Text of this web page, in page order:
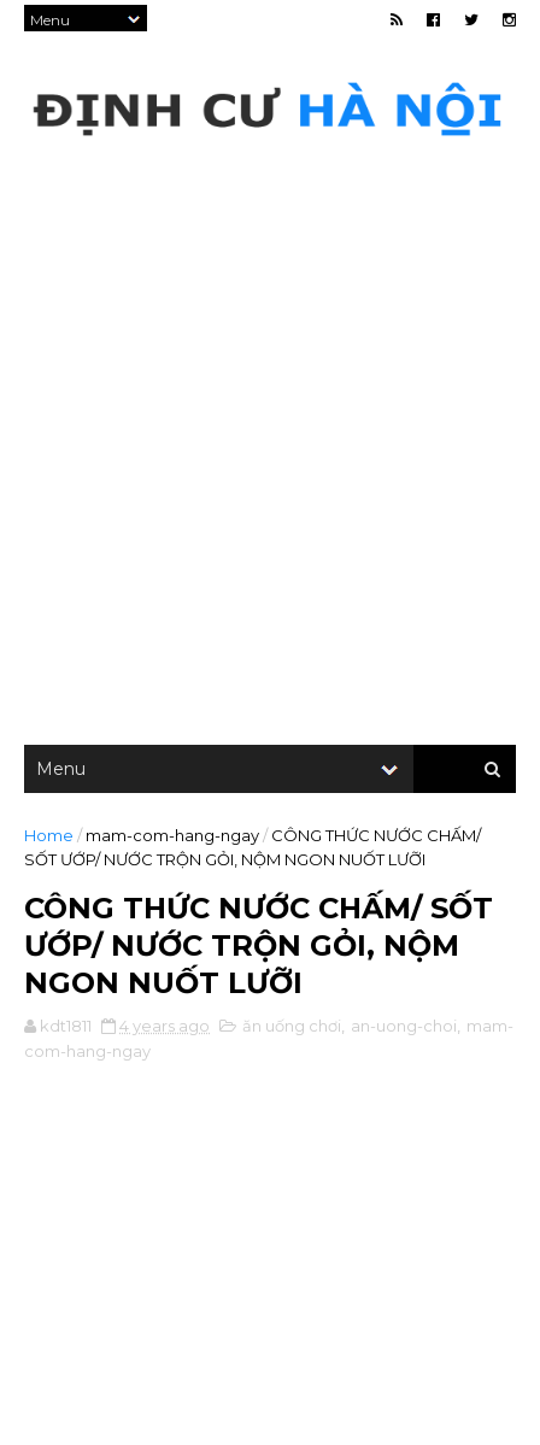
Home / mam-com-hang-ngay/ CÔNG THỨC NƯỚC CHẤM/
SỐT ƯỚP/ NƯỚC TRỘN GỎI, NỘM NGON NUỐT LƯỠI
CÔNG THỨC NƯỚC CHẤM/ SỐT
ƯỚP/ NƯỚC TRỘN GỎI, NỘM
NGON NUỐT LƯỠI
kdt1811 4 years ago ăn uống chơi an-uong-choi
mam-
com-hang-ngay